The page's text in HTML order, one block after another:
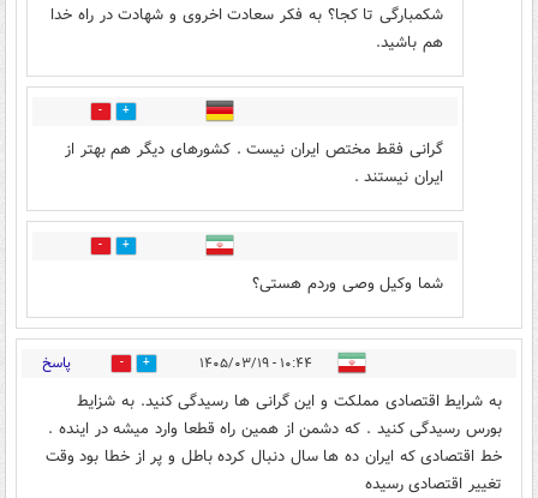
شکمبارگی تا کجا؟ به فکر سعادت اخروی و شهادت در راه خدا
هم باشید.
6
گرانی فقط مختص ایران نیست . کشورهای دیگر هم بهتر از
ایران نیستند .
0
شما وکیل وصی وردم هستی؟
۱۰:۴۴ - ۱۴۰۵/۰۳/۱۹ 6 پاسخ
به شرایط اقتصادی مملکت و این گرانی ها رسیدگی کنید. به شزایط
بورس رسیدگی کنید . که دشمن از همین راه قطعا وارد میشه در اینده .
خط اقتصادی که ایران ده ها سال دنبال کرده باطل و پر از خطا بود وقت
تغییر اقتصادی رسیده